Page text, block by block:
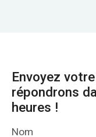
Envoyez
répondrons
heures !
Nom